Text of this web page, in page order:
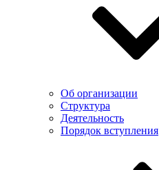
Об организации
Структура
Деятельность
Порядок вступления